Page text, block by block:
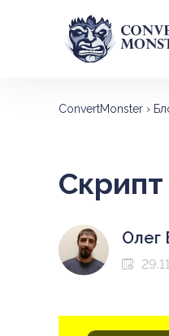
ConvertMonster ›
Олег